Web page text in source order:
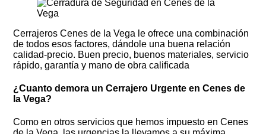
Cerrajeros Cenes de la Vega le ofrece una combinación
de todos esos factores, dándole una buena relación
calidad-precio. Buen precio, buenos materiales, servicio
rápido, garantía y mano de obra calificada
¿Cuanto demora un Cerrajero Urgente enCenes de
la Vega?
Como en otros servicios que hemos impuesto en Cenes